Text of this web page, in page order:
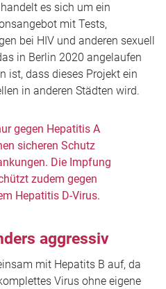
es sich um ein
mit Tests,
bei HIV und anderen sexuell
in Berlin 2020 angelaufen
ist, dass dieses Projekt ein
in anderen Städten wird.
gegen Hepatitis A
sicheren Schutz
Die Impfung
zudem gegen
Hepatitis D-Virus.
aggressiv
mit Hepatits B auf, da
Virus ohne eigene